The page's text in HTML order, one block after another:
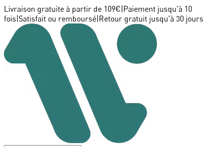
Livraison gratuite à partir de 109€ Paiement jusqu'à 10
fois Satisfait ou remboursé Retour gratuit jusqu'à 30 jours